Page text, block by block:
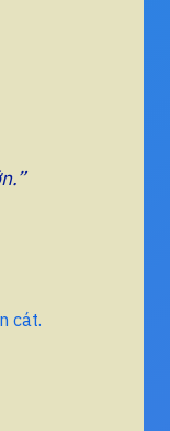
cát.